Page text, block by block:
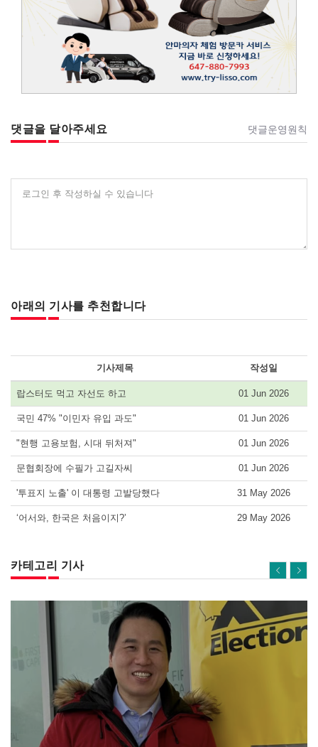
댓글을 달아주세요 댓글운영원칙
로그인 후 작성하실 수 있습니다
아래의 기사를 추천합니다
기사제목 작성일
랍스터도 먹고 자선도 하고 01 Jun 2026
국민 47% "이민자 유입 과도" 01 Jun 2026
"현행 고용보험, 시대 뒤처져" 01 Jun 2026
문협회장에 수필가 고길자씨 01 Jun 2026
'투표지 노출' 이 대통령 고발당했다 31 May 2026
‘어서와, 한국은 처음이지?’ 29 May 2026
카테고리 기사